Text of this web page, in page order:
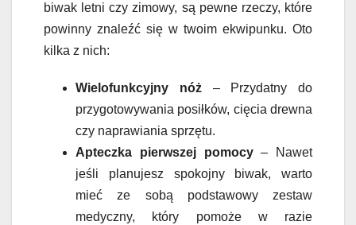
biwak letni czy zimowy, są pewne rzeczy, które
powinny znaleźć się w twoim ekwipunku. Oto
kilka z nich:
Wielofunkcyjny nóż– Przydatny do
przygotowywania posiłków, cięcia drewna
czy naprawiania sprzętu.
Apteczka pierwszej pomocy– Nawet
jeśli planujesz spokojny biwak, warto
mieć ze sobą podstawowy zestaw
medyczny, który pomoże w razie